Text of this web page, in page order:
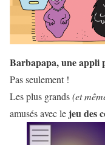
Barbapapa, une appli
Pas seulement !
Les plus grands(et
amusés avec le jeu des